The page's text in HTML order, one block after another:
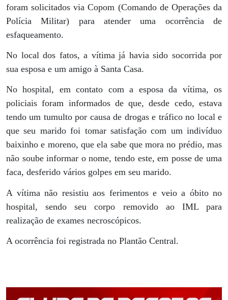
foram solicitados via Copom (Comando de Operações da
Polícia Militar) para atender uma ocorrência de
esfaqueamento.
No local dos fatos, a vítima já havia sido socorrida por
sua esposa e um amigo à Santa Casa.
No hospital, em contato com a esposa da vítima, os
policiais foram informados de que, desde cedo, estava
tendo um tumulto por causa de drogas e tráfico no local e
que seu marido foi tomar satisfação com um indivíduo
baixinho e moreno, que ela sabe que mora no prédio, mas
não soube informar o nome, tendo este, em posse de uma
faca, desferido vários golpes em seu marido.
A vítima não resistiu aos ferimentos e veio a óbito no
hospital, sendo seu corpo removido ao IML para
realização de exames necroscópicos.
A ocorrência foi registrada no Plantão Central.